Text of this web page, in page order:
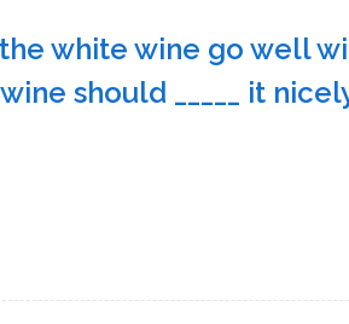
white wine go well
should _____ it